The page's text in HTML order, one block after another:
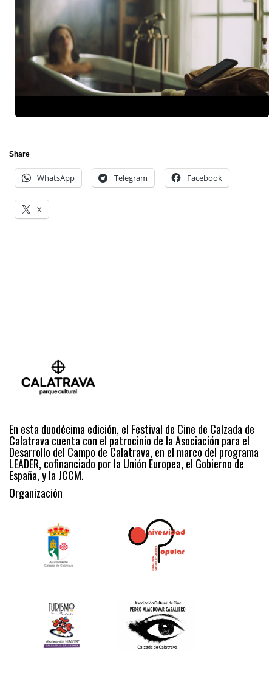
Share
WhatsApp Telegram Facebook
X
En esta duodécima edición, el Festival de Cine de Calzada de
Calatrava cuenta con el patrocinio de la Asociación para el
Desarrollo del Campo de Calatrava, en el marco del programa
LEADER, cofinanciado por la Unión Europea, el Gobierno de
España, y la JCCM.
Organización